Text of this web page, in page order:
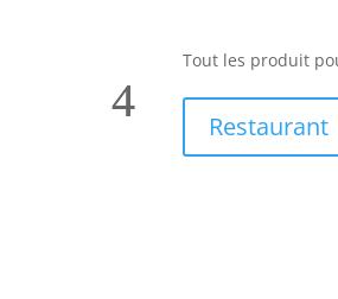
Tout les produit
Restaurant